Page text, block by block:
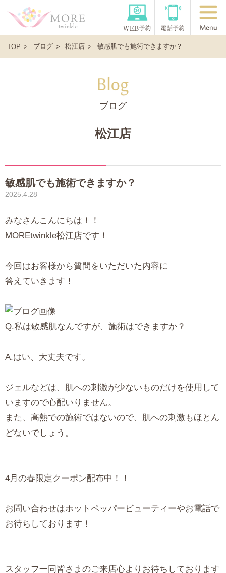
TOP ブログ 松江店 敏感肌でも施術できますか？
ブログ
松江店
敏感肌でも施術できますか？
2025.4.28
みなさんこんにちは！！
MOREtwinkle松江店です！
今回はお客様から質問をいただいた内容に
答えていきます！
Q.私は敏感肌なんですが、施術はできますか？
A.はい、大丈夫です。
ジェルなどは、肌への刺激が少ないものだけを使用して
いますので心配いりません。
また、高熱での施術ではないので、肌への刺激もほとん
どないでしょう。
4月の春限定クーポン配布中！！
お問い合わせはホットペッパービューティーやお電話で
お待ちしております！
スタッフ一同皆さまのご来店心よりお待ちしております